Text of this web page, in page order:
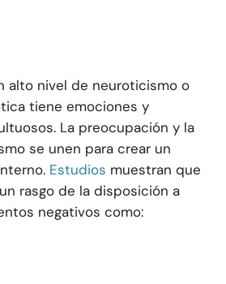
alto nivel de neuroticismo o
tiene emociones y
La preocupación y la
se unen para crear un
Estudios muestran que
rasgo de la disposición a
negativos como: